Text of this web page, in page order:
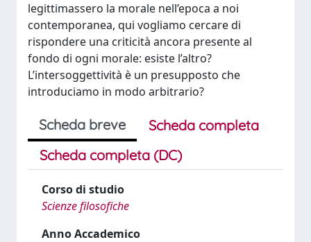
legittimassero la morale nell’epoca a noi
contemporanea, qui vogliamo cercare di
rispondere una criticità ancora presente al
fondo di ogni morale: esiste l’altro?
L’intersoggettività è un presupposto che
introduciamo in modo arbitrario?
Scheda breve
Scheda completa
Scheda completa (DC)
Corso di studio
Scienze filosofiche
Anno Accademico